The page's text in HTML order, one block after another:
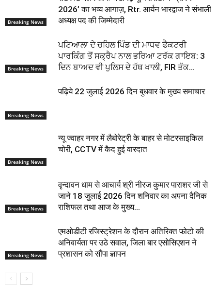
Breaking News
2026’ का भव्य आगाज़, Rtr. आर्यन भारद्वाज ने संभाली
अध्यक्ष पद की जिम्मेदारी
Breaking News
ਪਟਿਆਲਾ ਦੇ ਚਹਿਲ ਪਿੰਡ ਦੀ ਮਾਧਵ ਫੈਕਟਰੀ
ਪਾਰਕਿੰਗ ਤੋਂ ਸਕ੍ਰੈਪ ਨਾਲ ਭਰਿਆ ਟਰੱਕ ਗਾਇਬ: 3
ਦਿਨ ਬਾਅਦ ਵੀ ਪੁਲਿਸ ਦੇ ਹੱਥ ਖਾਲੀ, FIR ਤੱਕ...
Breaking News
पढ़िये 22 जुलाई 2026 दिन बुधवार के मुख्य समाचार
Breaking News
न्यू ज्वाहर नगर में लैबोरेट्री के बाहर से मोटरसाइकिल
चोरी, CCTV में कैद हुई वारदात
Breaking News
वृन्दावन धाम से आचार्य श्री नीरज कुमार पाराशर जी से
जाने 18 जुलाई 2026 दिन शनिवार का अपना दैनिक
राशिफल तथा आज के मुख्य...
Breaking News
एमओडीटी रजिस्ट्रेशन के दौरान अतिरिक्त फोटो की
अनिवार्यता पर उठे सवाल, जिला बार एसोसिएशन ने
प्रशासन को सौंपा ज्ञापन